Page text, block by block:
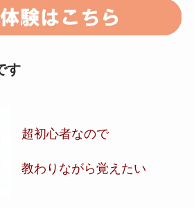
す
超初心者なので
教わりながら覚えたい